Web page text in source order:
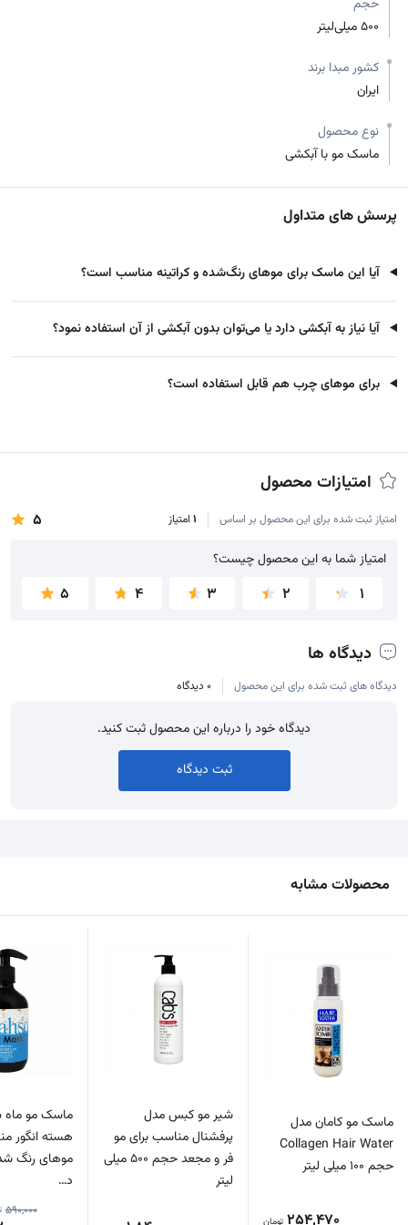
حجم
500 میلی‌لیتر
کشور مبدا برند
ایران
نوع محصول
ماسک مو با آبکشی
پرسش های متداول
آیا این ماسک برای موهای رنگ‌شده و کراتینه مناسب است؟
آیا نیاز به آبکشی دارد یا می‌توان بدون آبکشی از آن استفاده نمود؟
برای موهای چرب هم قابل استفاده است؟
امتیازات محصول
امتیاز ثبت شده برای این محصول بر اساس 1 امتیاز 5
امتیاز شما به این محصول چیست؟
امتیاز شما به این محصول چیست؟
1
2
3
4
5
دیدگاه ها
دیدگاه های ثبت شده برای این محصول 0 دیدگاه
دیدگاه خود را درباره این محصول ثبت کنید.
ثبت دیدگاه
محصولات مشابه
ماسک مو کامان مدل
Collagen Hair Water
حجم 100 میلی لیتر
تومان
شیر مو کبس مدل
پرفشنال مناسب برای مو
فر و مجعد حجم ۵۰۰ میلی
لیتر
ماسک مو
هسته انگور
موهای رنگ
د…
590,000